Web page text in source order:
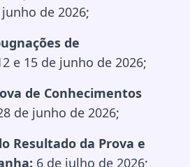
junho de 2026;
de
e 15 de junho de 2026;
de Conhecimentos
de junho de 2026;
Resultado da Prova e
6 de julho de 2026;